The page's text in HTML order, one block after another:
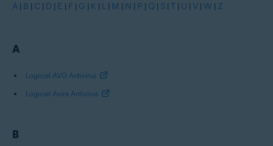
A | B | C | D | E | F | G | K | L | M | N | P | Q | S | T | U | V | W | Z
A
Logiciel AVG Antivirus
Logiciel Avira Antivirus
B